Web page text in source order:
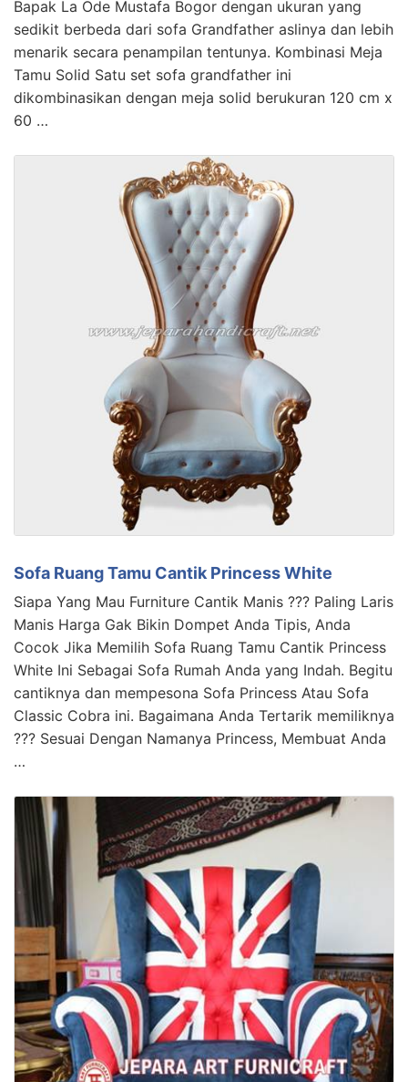
Bapak La Ode Mustafa Bogor dengan ukuran yang
sedikit berbeda dari sofa Grandfather aslinya dan lebih
menarik secara penampilan tentunya. Kombinasi Meja
Tamu Solid Satu set sofa grandfather ini
dikombinasikan dengan meja solid berukuran 120 cm x
60 …
Sofa Ruang Tamu Cantik Princess White
Siapa Yang Mau Furniture Cantik Manis ??? Paling Laris
Manis Harga Gak Bikin Dompet Anda Tipis, Anda
Cocok Jika Memilih Sofa Ruang Tamu Cantik Princess
White Ini Sebagai Sofa Rumah Anda yang Indah. Begitu
cantiknya dan mempesona Sofa Princess Atau Sofa
Classic Cobra ini. Bagaimana Anda Tertarik memiliknya
??? Sesuai Dengan Namanya Princess, Membuat Anda
…